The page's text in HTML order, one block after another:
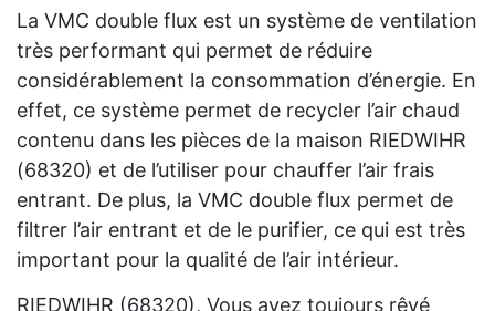
La VMC double flux est un système de ventilation
très performant qui permet de réduire
considérablement la consommation d’énergie. En
effet, ce système permet de recycler l’air chaud
contenu dans les pièces de la maison RIEDWIHR
(68320) et de l’utiliser pour chauffer l’air frais
entrant. De plus, la VMC double flux permet de
filtrer l’air entrant et de le purifier, ce qui est très
important pour la qualité de l’air intérieur.
RIEDWIHR (68320), Vous avez toujours rêvé